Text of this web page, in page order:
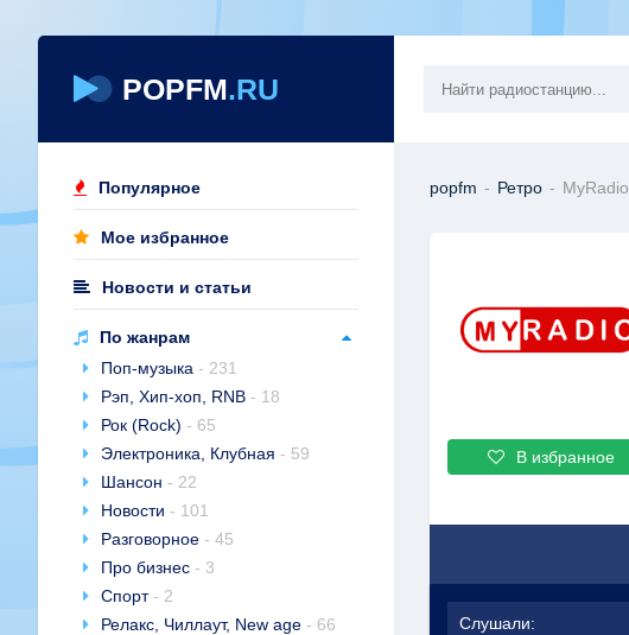
POPFM.RU
Популярное
Мое избранное
Новости и статьи
По жанрам
Поп-музыка - 231
Рэп, Хип-хоп, RNB - 18
Рок (Rock) - 65
Электроника, Клубная - 59
Шансон - 22
Новости - 101
Разговорное - 45
Про бизнес - 3
Спорт- 2
Релакс, Чиллаут, New age - 66
popfm - Ретро - MyRadio
В избранное
Слушали: